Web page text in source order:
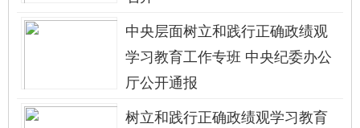
中央层面树立和践行正确政绩观
学习教育工作专班 中央纪委办公
厅公开通报
树立和践行正确政绩观学习教育